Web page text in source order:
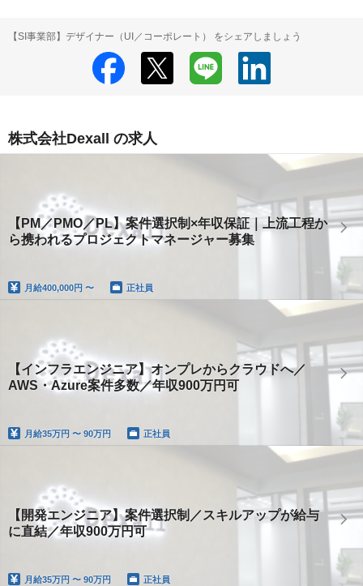
【SI事業部】デザイナー（UI／コーポレート） をシェアしましょう
株式会社Dexall の求人
【PM／PMO／PL】案件選択制×年収保証｜上流工程か
ら携われるプロジェクトマネージャー募集
月給400,000円 〜 正社員
【インフラエンジニア】オンプレからクラウドへ／
AWS・Azure案件多数／年収900万円可
月給35万円 〜 90万円 正社員
【開発エンジニア】案件選択制／スキルアップが給与
に直結／年収900万円可
月給35万円 〜 90万円 正社員